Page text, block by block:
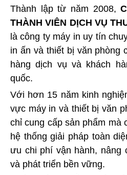
Thành lập từ năm 2008,
THÀNH VIÊN DỊCH VỤ
là công ty máy in uy tín
in ấn và thiết bị văn phòng
hàng dịch vụ và khách
quốc.
Với hơn 15 năm kinh
vực máy in và thiết bị văn
chỉ cung cấp sản phẩm mà
hệ thống giải pháp toàn
ưu chi phí vận hành, nâng
và phát triển bền vững.